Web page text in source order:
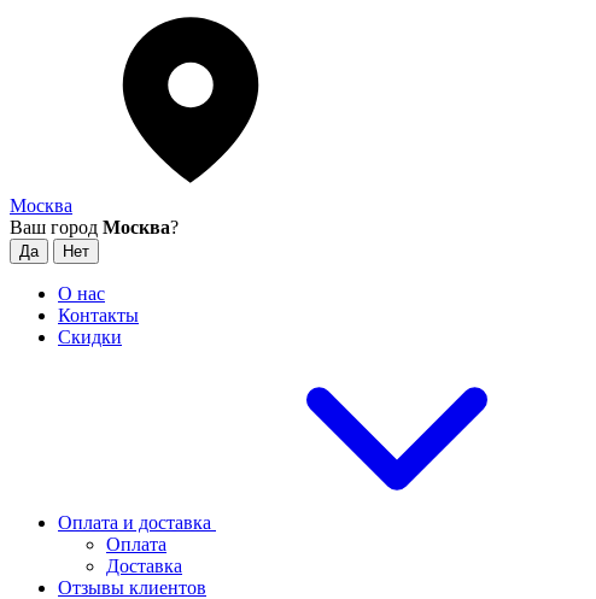
Москва
Ваш город Москва?
О нас
Контакты
Скидки
Оплата и доставка
Оплата
Доставка
Отзывы клиентов